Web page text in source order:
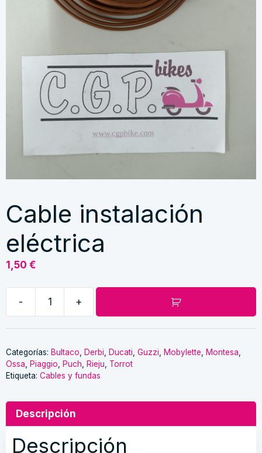
Cable instalación
eléctrica
1,50 €
-
cantidad
+
Categorías: Bultaco, Derbi, Ducati, Guzzi, Mobylette, Montesa,
Ossa, Piaggio, Puch, Rieju, Torrot
Etiqueta: Cables y fundas
Descripción
Descripción